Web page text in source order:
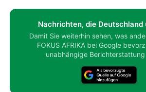
Nachrichten, die Deutschland
Damit Sie weiterhin sehen, was
FOKUS AFRIKA bei Google
unabhängige